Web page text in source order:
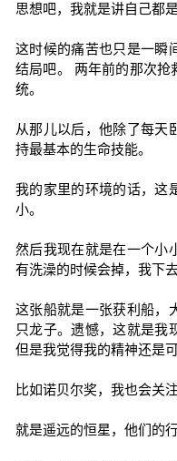
思想吧，我就是讲自己都
这时候的痛苦也只是一瞬
结局吧。 两年前的那次抢
统。
从那儿以后，他除了每天
持最基本的生命技能。
我的家里的环境的话，这
小。
然后我现在就是在一个小
有洗澡的时候会掉，我下去
这张船就是一张获利船，
只龙子。遗憾，这就是我
但是我觉得我的精神还是
比如诺贝尔奖，我也会关注
就是遥远的恒星，他们的行